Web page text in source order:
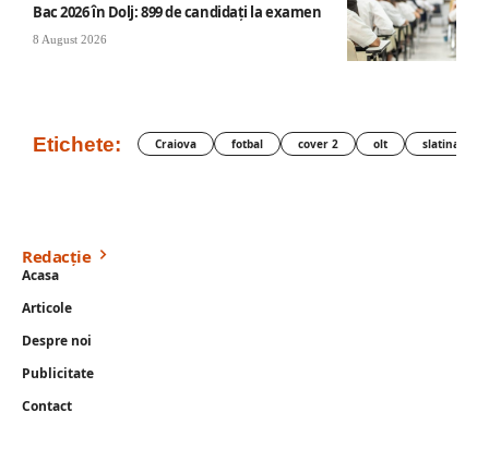
Bac 2026 în Dolj: 899 de candidați la examen
8 August 2026
Etichete: Craiova fotbal cover 2 olt slatina
Redacție
Acasa
Articole
Despre noi
Publicitate
Contact